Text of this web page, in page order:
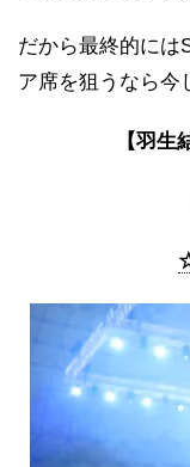
だから最終的には
ア席を狙うなら今
【羽生